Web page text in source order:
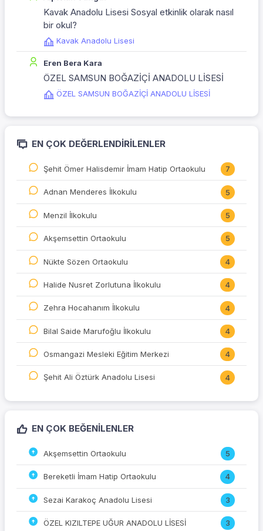
Kavak Anadolu Lisesi Sosyal etkinlik olarak nasıl
bir okul?
Kavak Anadolu Lisesi
Eren Bera Kara
ÖZEL SAMSUN BOĞAZİÇİ ANADOLU LİSESİ
ÖZEL SAMSUN BOĞAZİÇİ ANADOLU LİSESİ
EN ÇOK DEĞERLENDIRILENLER
Şehit Ömer Halisdemir İmam Hatip Ortaokulu 7
Adnan Menderes İlkokulu 5
Menzil İlkokulu 5
Akşemsettin Ortaokulu 5
Nükte Sözen Ortaokulu 4
Halide Nusret Zorlutuna İlkokulu 4
Zehra Hocahanım İlkokulu 4
Bilal Saide Marufoğlu İlkokulu 4
Osmangazi Mesleki Eğitim Merkezi 4
Şehit Ali Öztürk Anadolu Lisesi 4
EN ÇOK BEĞENILENLER
Akşemsettin Ortaokulu 5
Bereketli İmam Hatip Ortaokulu 4
Sezai Karakoç Anadolu Lisesi 3
ÖZEL KIZILTEPE UĞUR ANADOLU LİSESİ 3